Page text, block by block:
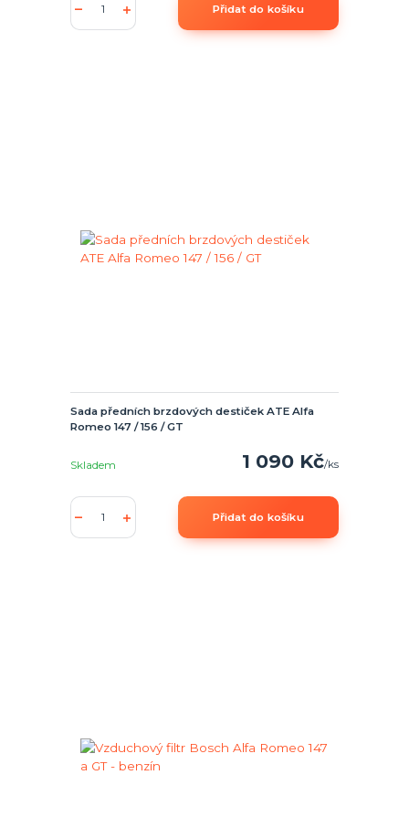
Přidat do košíku
Sada předních brzdových destiček ATE Alfa
Romeo 147 / 156 / GT
1 090 Kč/ks
Skladem
Přidat do košíku